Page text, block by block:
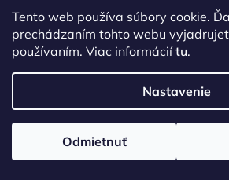
Tento web používa súbory cookie.
prechádzaním tohto webu
používaním. Viac informáciítu.
Nastavenie
Odmietnuť